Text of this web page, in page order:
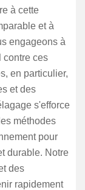
à cette
et à
engageons à
contre ces
en particulier,
et des
s'efforce
méthodes
pour
durable. Notre
des
rapidement